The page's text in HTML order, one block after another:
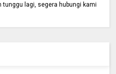
lagi, segera hubungi kami